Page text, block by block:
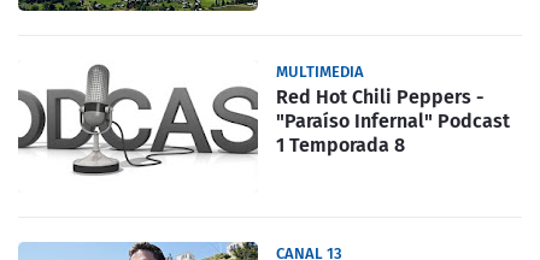
MULTIMEDIA
Red Hot Chili Peppers -
"Paraíso Infernal" Podcast
1 Temporada 8
CANAL 13